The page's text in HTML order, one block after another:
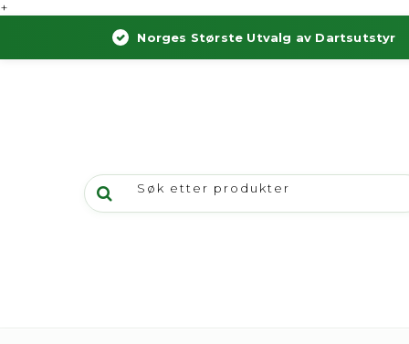
+
Norges Største Utvalg av Dartsutstyr